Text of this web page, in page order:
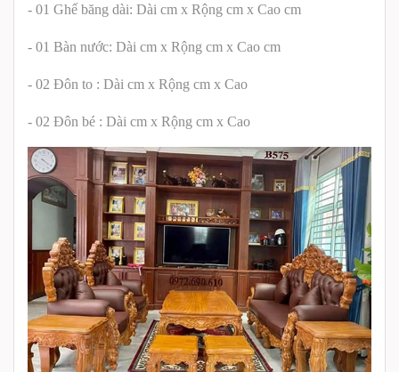
- 01 Ghế băng dài: Dài cm x Rộng cm x Cao cm
- 01 Bàn nước: Dài cm x Rộng cm x Cao cm
- 02 Đôn to : Dài cm x Rộng cm x Cao
- 02 Đôn bé : Dài cm x Rộng cm x Cao